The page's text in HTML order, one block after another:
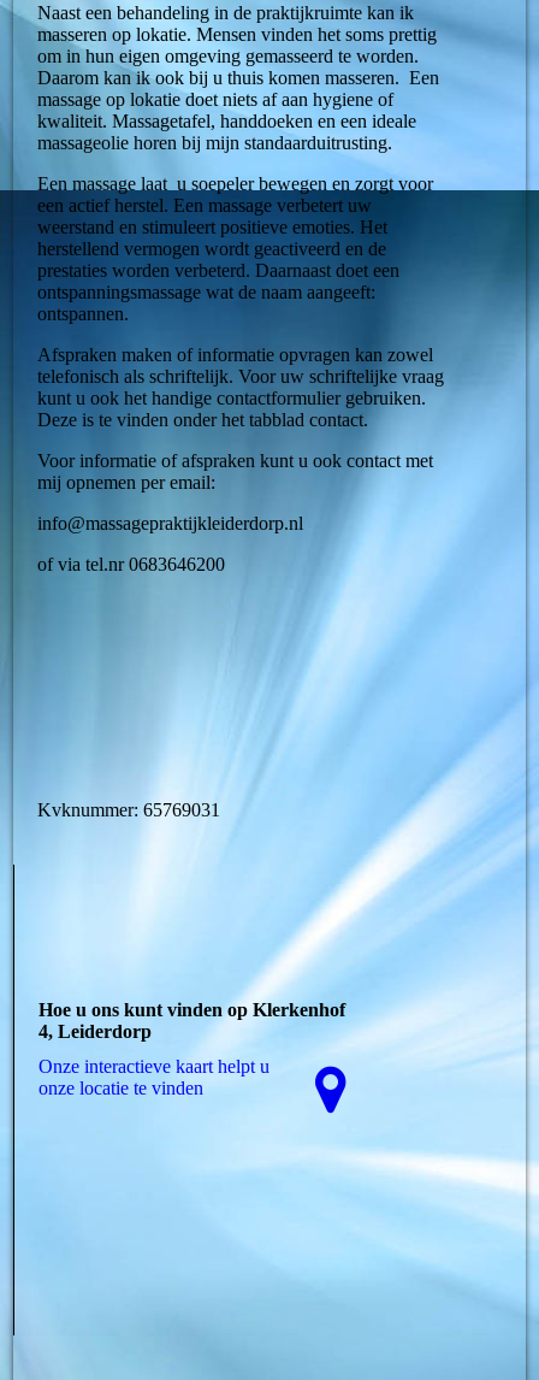
Naast een behandeling in de praktijkruimte kan ik
masseren op lokatie. Mensen vinden het soms prettig
om in hun eigen omgeving gemasseerd te worden.
Daarom kan ik ook bij u thuis komen masseren.Een
massage op lokatie doet niets af aan hygiene of
kwaliteit. Massagetafel, handdoeken en een ideale
massageolie horen bij mijn standaarduitrusting.
Een massage laat u soepeler bewegen en zorgt voor
een actief herstel. Een massage verbetert uw
weerstand en stimuleert positieve emoties. Het
herstellend vermogen wordt geactiveerd en de
prestaties worden verbeterd. Daarnaast doet een
ontspanningsmassage wat de naam aangeeft:
ontspannen.
Afspraken maken of informatie opvragen kan zowel
telefonisch als schriftelijk. Voor uw schriftelijke vraag
kunt u ook het handige contactformulier gebruiken.
Deze is te vinden onder het tabblad contact.
Voor informatie of afspraken kunt u ook contact met
mij opnemen per email:
info@massagepraktijkleiderdorp.nl
of via tel.nr 0683646200
Kvknummer: 65769031
Hoe u ons kunt vinden op Klerkenhof
4, Leiderdorp
Onze interactieve kaart helpt u
onze locatie te vinden